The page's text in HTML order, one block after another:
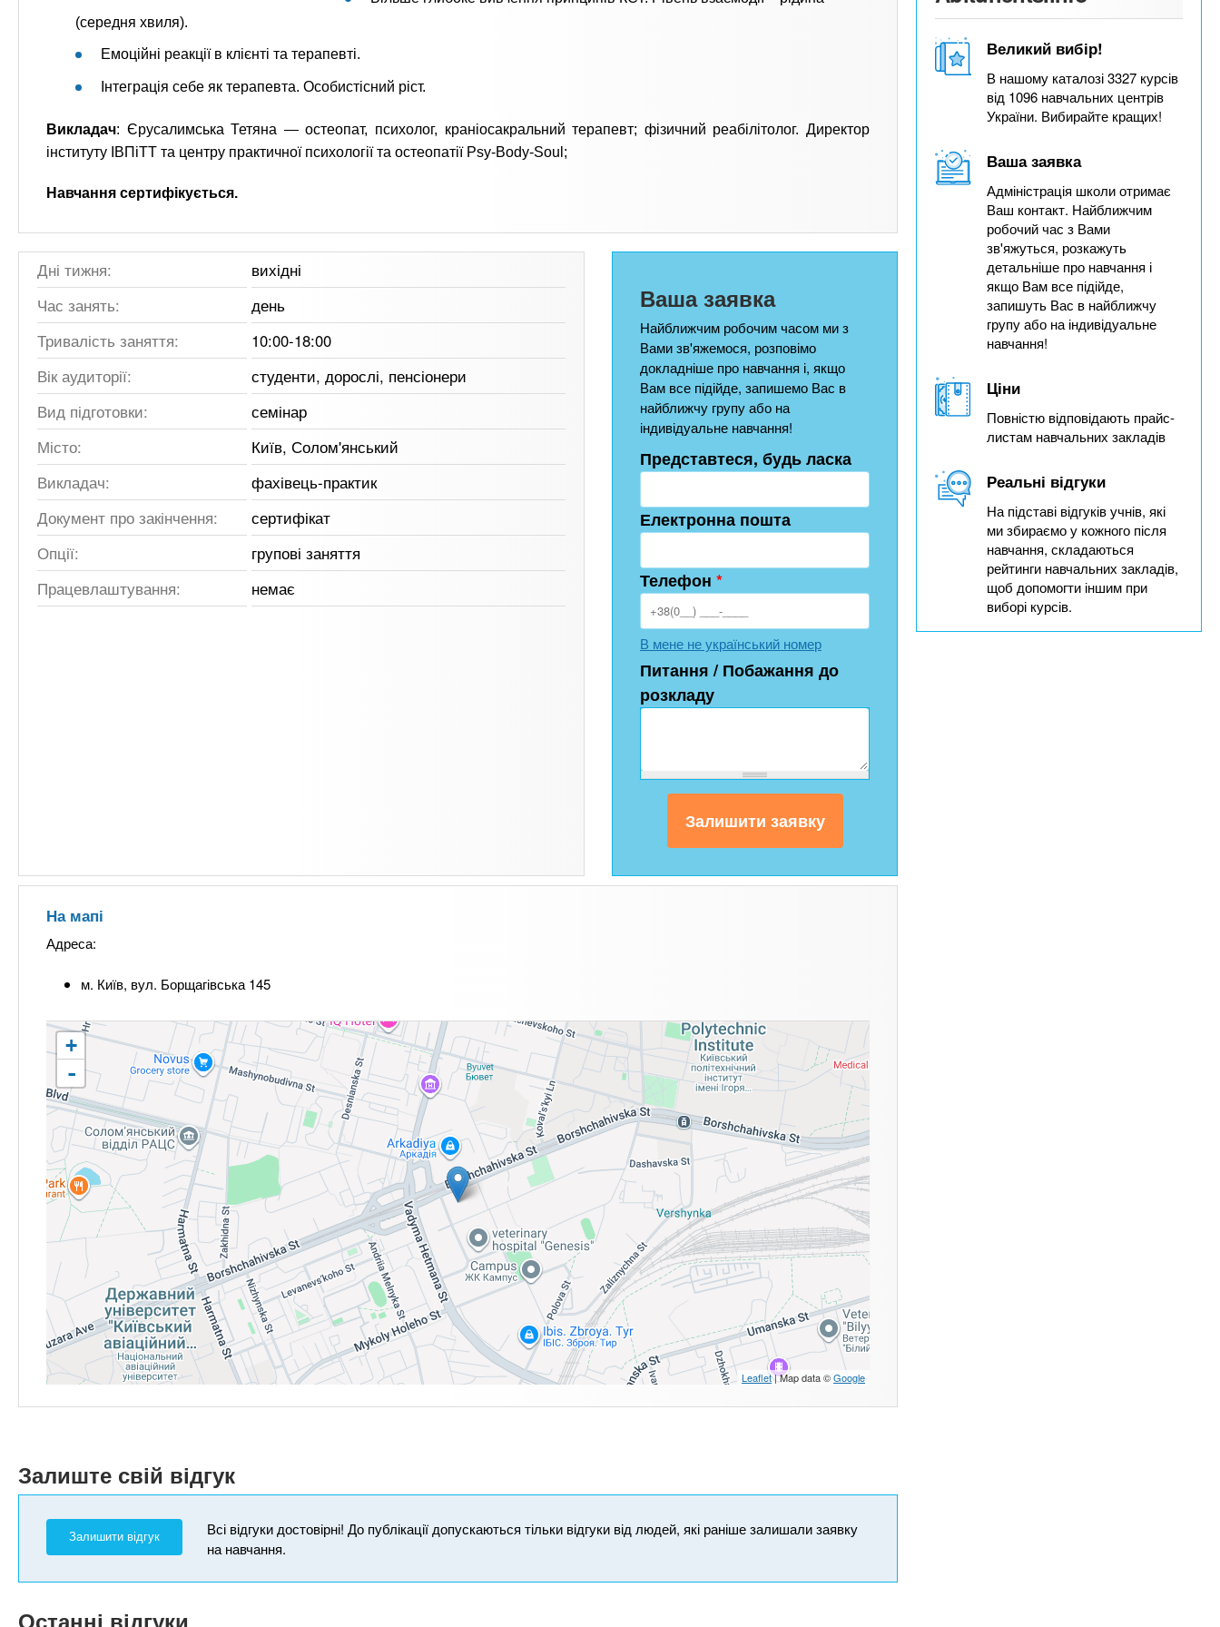
(середня хвиля).
Емоційні реакції в клієнті та терапевті.
Інтеграція себе як терапевта. Особистісний ріст.
Викладач: Єрусалимська Тетяна — остеопат, психолог, краніосакральний терапевт; фізичний реабілітолог. Директор
інституту ІВПіТТ та центру практичної психології та остеопатії Psy-Body-Soul;
Навчання сертифікується.
Дні тижня:
вихідні
Час занять:
день
Тривалість заняття:
10:00-18:00
Вік аудиторії:
студенти, дорослі, пенсіонери
Вид підготовки:
семінар
Місто:
Київ, Солом'янський
Викладач:
фахівець-практик
Документ про закінчення:
сертифікат
Опції:
групові заняття
Працевлаштування:
немає
Ваша заявка
Найближчим робочим часом ми з
Вами зв'яжемося, розповімо
докладніше про навчання і, якщо
Вам все підійде, запишемо Вас в
найближчу групу або на
індивідуальне навчання!
Представтеся, будь ласка
Електронна пошта
Телефон *
В мене не український номер
Питання / Побажання до
розкладу
На мапі
Адреса:
м. Київ, вул. Борщагівська 145
+
-
Leaflet| Map data ©Google
Залиште свій відгук
Залишити відгук
Всі відгуки достовірні! До публікації допускаються тільки відгуки від людей, які раніше залишали заявку
на навчання.
Останні відгуки
Великий вибір!
В нашому каталозі 3327 курсів
від 1096 навчальних центрів
України. Вибирайте кращих!
Ваша заявка
Адміністрація школи отримає
Ваш контакт. Найближчим
робочий час з Вами
зв'яжуться, розкажуть
детальніше про навчання і
якщо Вам все підійде,
запишуть Вас в найближчу
групу або на індивідуальне
навчання!
Ціни
Повністю відповідають прайс-
листам навчальних закладів
Реальні відгуки
На підставі відгуків учнів, які
ми збираємо у кожного після
навчання, складаються
рейтинги навчальних закладів,
щоб допомогти іншим при
виборі курсів.